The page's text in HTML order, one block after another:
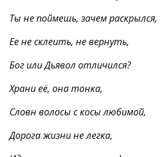
Ты не поймешь, зачем раскрылся,
Ее не склеить, не вернуть,
Бог или Дьявол отличился?
Храни её, она тонка,
Словн волосы с косы любимой,
Дорога жизни не легка,